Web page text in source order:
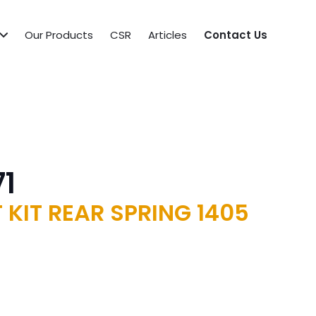
Our Products CSR Articles Contact Us
KIT REAR SPRING 1405